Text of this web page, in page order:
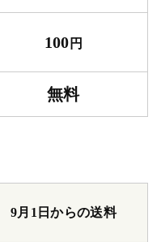
100 円
無料
9月1日からの送料